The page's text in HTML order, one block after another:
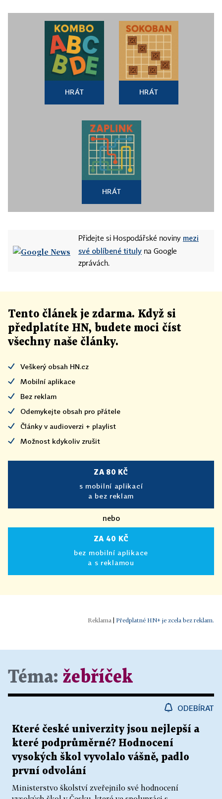
HRÁT HRÁT
HRÁT
Přidejte si Hospodářské noviny mezi
své oblíbené tituly na Google
zprávách.
Tento článek je zdarma. Když si
předplatíte HN, budete moci číst
všechny naše články.
Veškerý obsah HN.cz
Mobilní aplikace
Bez reklam
Odemykejte obsah pro přátele
Články v audioverzi + playlist
Možnost kdykoliv zrušit
ZA 80 KČ
s mobilní aplikací
a bez reklam
nebo
ZA 40 KČ
bez mobilní aplikace
a s reklamou
Předplatné HN+ je zcela bez reklam.
Téma: žebříček
ODEBÍRAT
Které české univerzity jsou nejlepší a
které podprůměrné? Hodnocení
vysokých škol vyvolalo vášně, padlo
první odvolání
Ministerstvo školství zveřejnilo své hodnocení